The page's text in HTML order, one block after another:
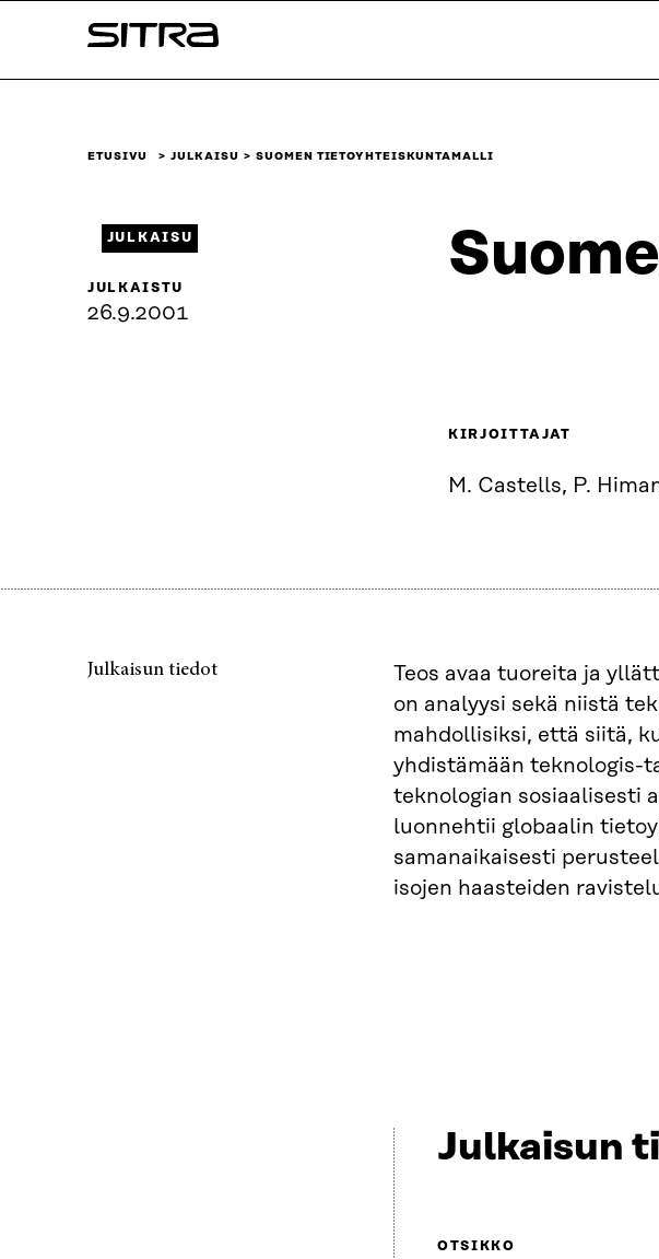
sisältöön
Sitra
ETUSIVU JULKAISU SUOMEN TIETOYHTEISKUNTAMALLI
JULKAISU
JULKAISTU
26.9.2001
KIRJOITTAJAT
M. Castells, P.
Julkaisun tiedot
Teos avaa tuoreita ja
on analyysi sekä niistä
mahdollisiksi, että siitä,
yhdistämään teknologis-
teknologian sosiaalisesti
luonnehtii globaalin
samanaikaisesti
isojen haasteiden
Julkaisun
OTSIKKO